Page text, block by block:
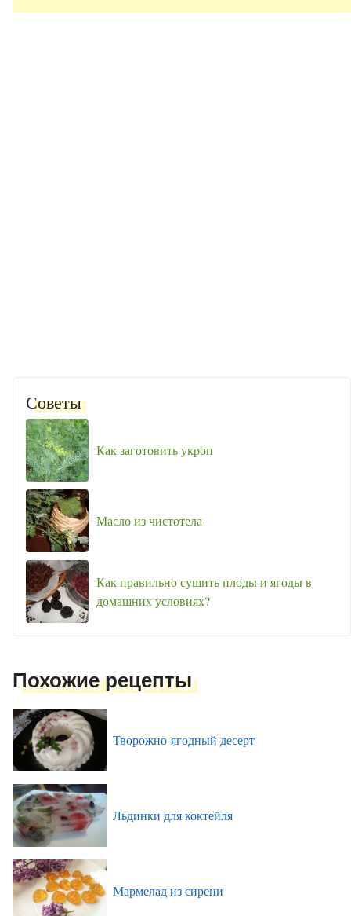
Советы
Как заготовить укроп
Масло из чистотела
Как правильно сушить плоды и ягоды в
домашних условиях?
Похожие рецепты
Творожно-ягодный десерт
Льдинки для коктейля
Мармелад из сирени